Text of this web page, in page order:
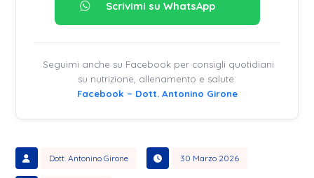
Scrivimi su WhatsApp
Seguimi anche su Facebook per consigli quotidiani
su nutrizione, allenamento e salute:
Facebook – Dott. Antonino Girone
Dott. Antonino Girone 30 Marzo 2026